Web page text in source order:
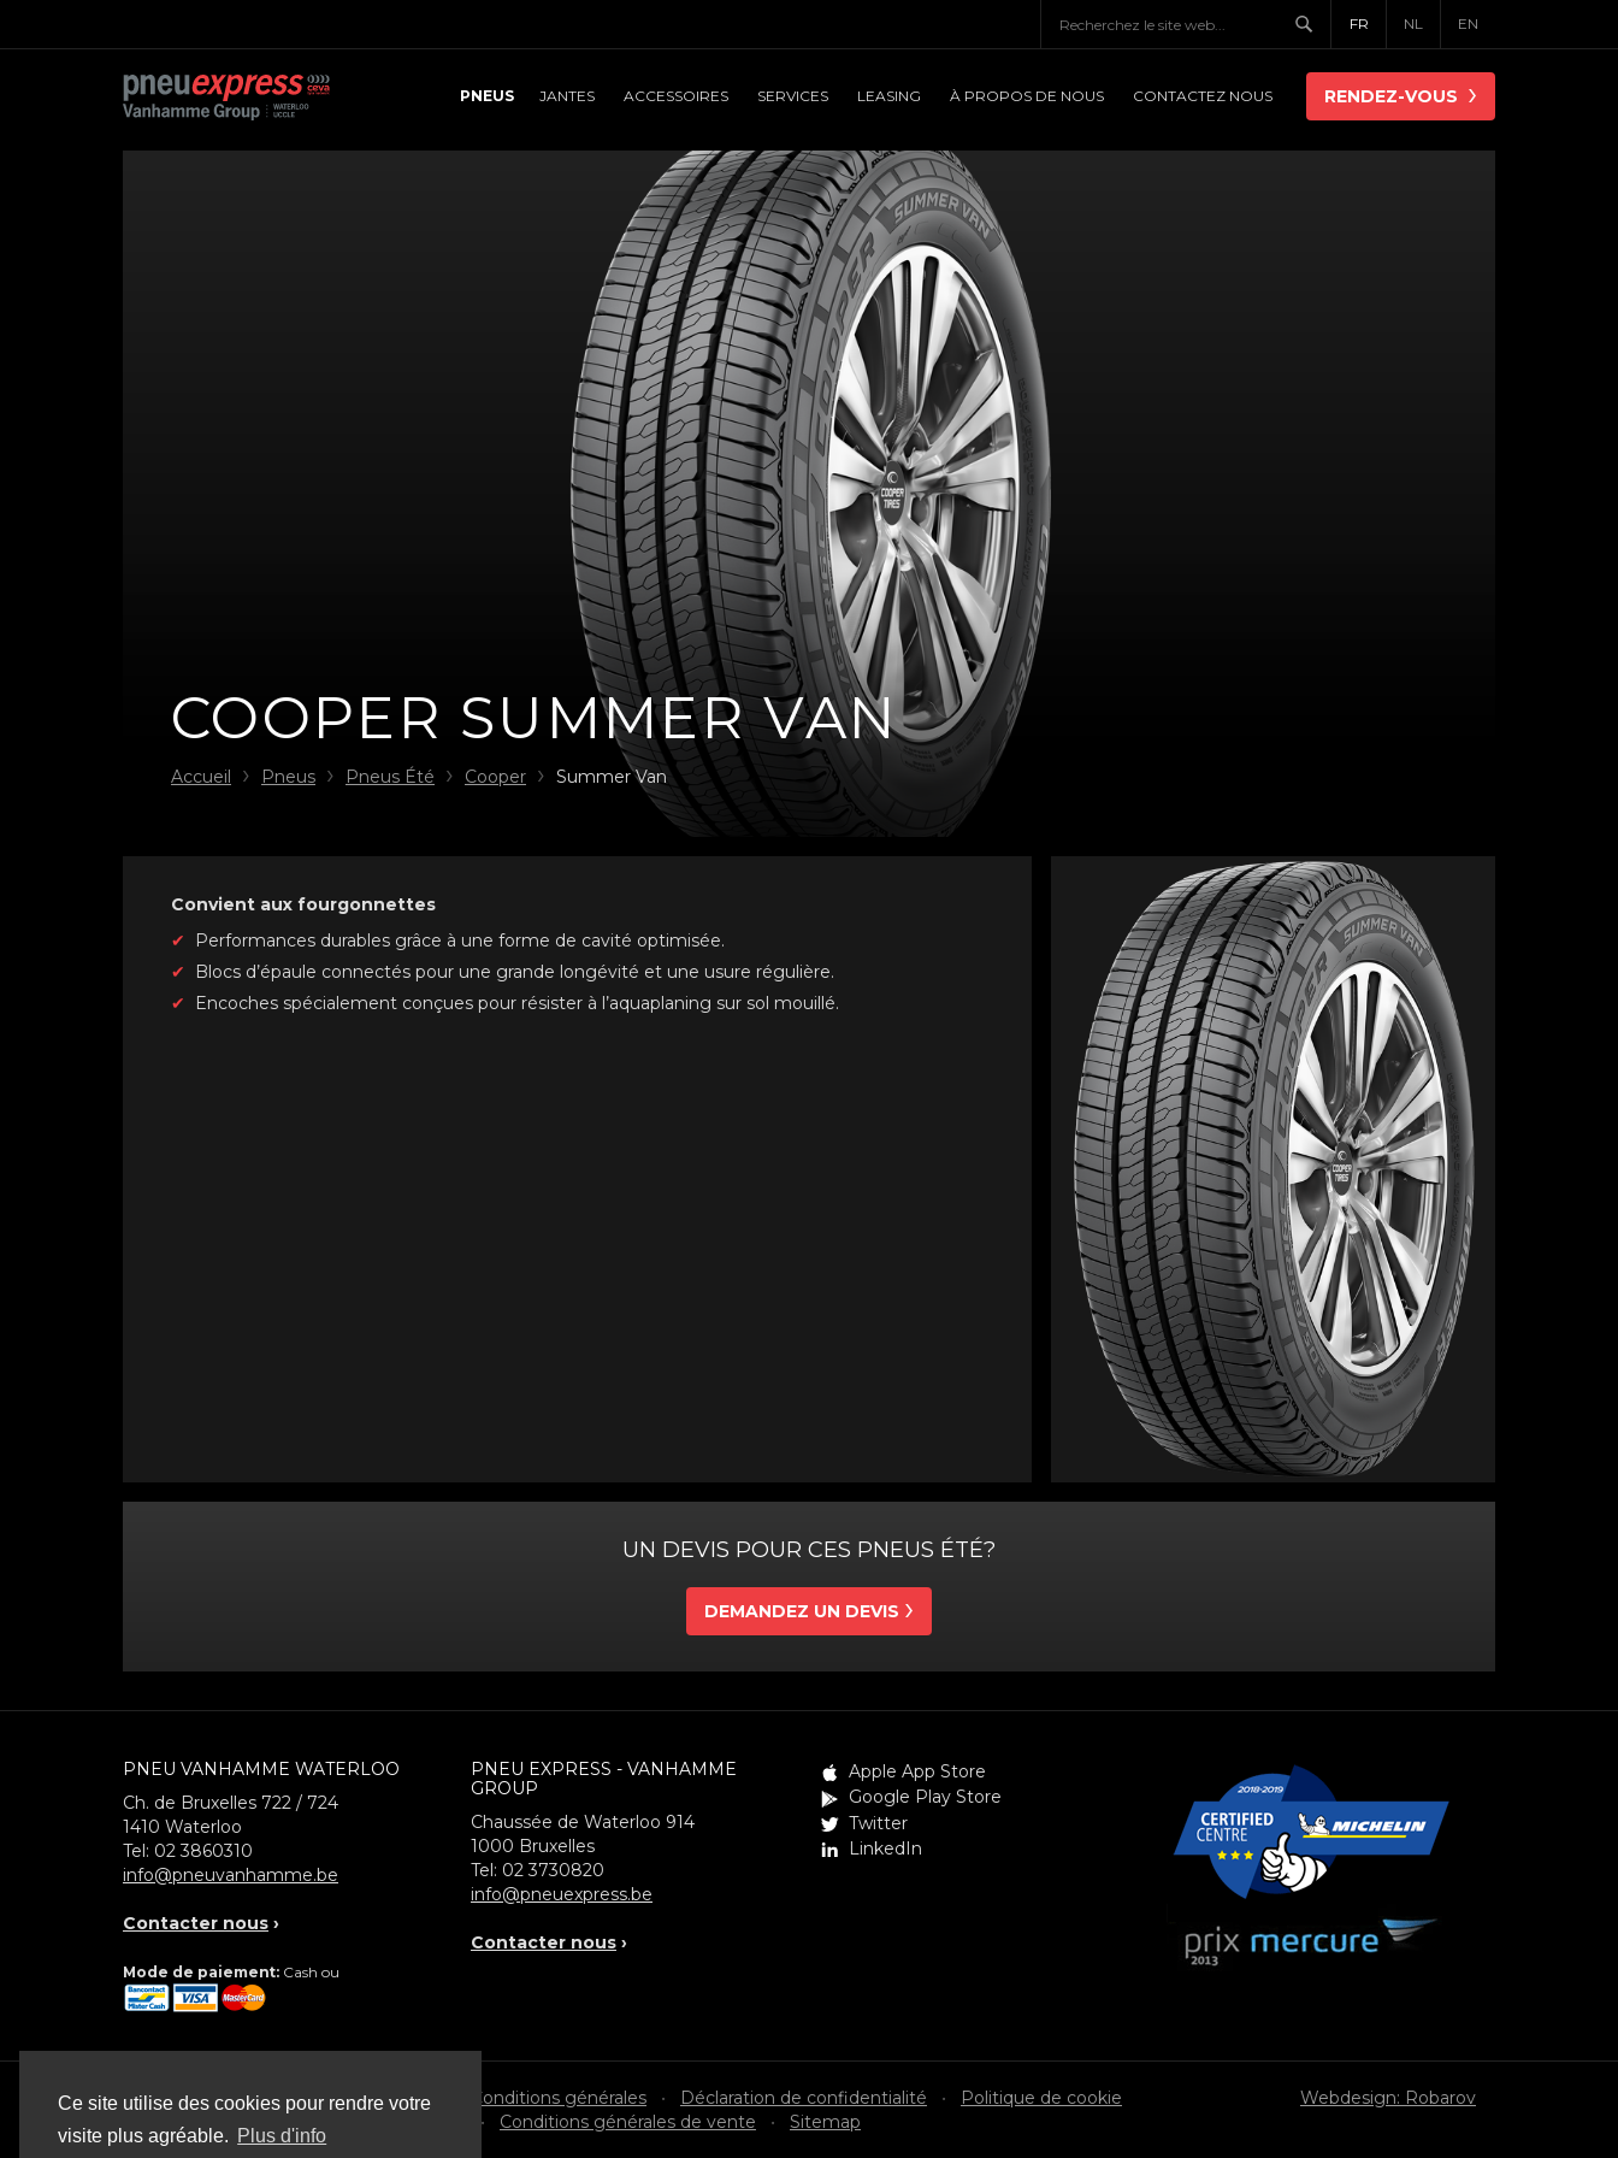
Ce site utilise des cookies pour rendre votre
visite plus agréable. Plus d'info
FR NL EN
JANTES
ACCESSOIRES SERVICES LEASING À PROPOS DE NOUS CONTACTEZ NOUS RENDEZ-VOUS
COOPER SUMMER VAN
Accueil Pneus Pneus Été Cooper Summer Van
Convient aux fourgonnettes
Performances durables grâce à une forme de cavité optimisée.
Blocs d’épaule connectés pour une grande longévité et une usure régulière.
Encoches spécialement conçues pour résister à l’aquaplaning sur sol mouillé.
UN DEVIS POUR CES PNEUS ÉTÉ?
DEMANDEZ UN DEVIS
PNEU VANHAMME WATERLOO
Ch. de Bruxelles 722 / 724
1410 Waterloo
Tel: 02 3860310
info@pneuvanhamme.be
Contacter nous ›
Mode de paiement: Cash ou
PNEU EXPRESS - VANHAMME
GROUP
Chaussée de Waterloo 914
1000 Bruxelles
Tel: 02 3730820
info@pneuexpress.be
Contacter nous ›
Apple App Store
Google Play Store
Twitter
LinkedIn
© 2026 Pneu Vanhamme Conditions générales • Déclaration de confidentialité •
Politique de cookie
•
Conditions générales de vente • Sitemap
Webdesign: Robarov